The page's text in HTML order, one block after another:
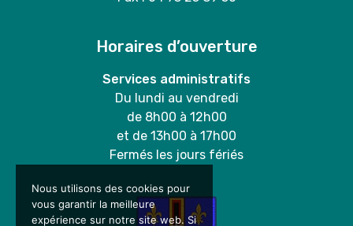
Horaires d’ouverture
Services administratifs
Du lundi au vendredi
de 8h00 à 12h00
et de 13h00 à 17h00
Fermés les jours fériés
Nous utilisons des cookies pour
vous garantir la meilleure
expérience sur notre site web. Si